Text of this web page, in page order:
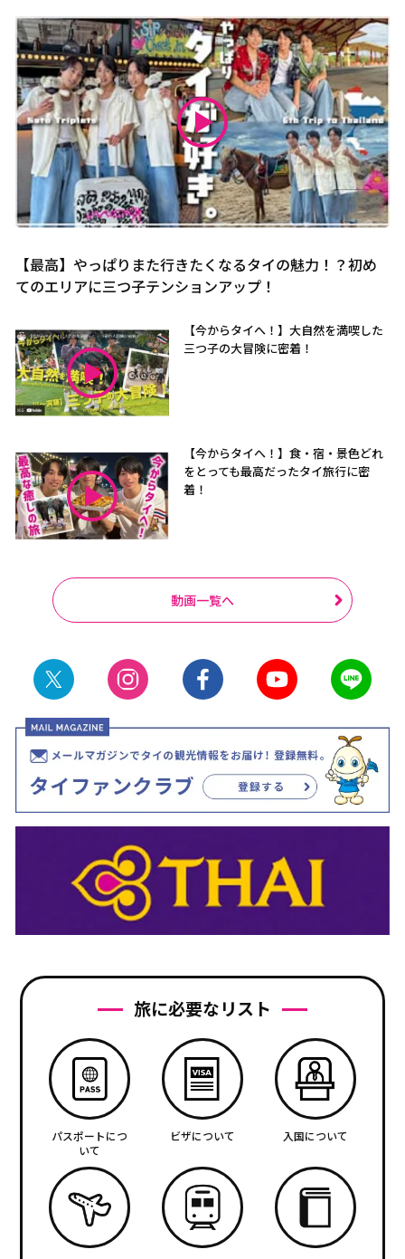
【最高】やっぱりまた行きたくなるタイの魅力！？初め
てのエリアに三つ子テンションアップ！
【今からタイへ！】大自然を満喫した
三つ子の大冒険に密着！
【今からタイへ！】食・宿・景色どれ
をとっても最高だったタイ旅行に密
着！
動画一覧へ
旅に必要なリスト
パスポートにつ
いて
ビザについて 入国について